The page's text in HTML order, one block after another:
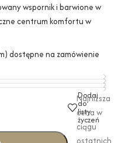
wspornik i barwione w
centrum komfortu w
dostępne na zamówienie
Dodaj
do
listy
życzeń
Najniższa
cena w
ciągu
ostatnich